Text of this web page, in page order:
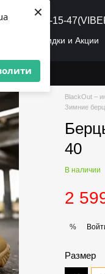
×
(095) 486-15-
Скидки и Акции
BlackOut –
Зимние
40
В наличии
2
%
Размер